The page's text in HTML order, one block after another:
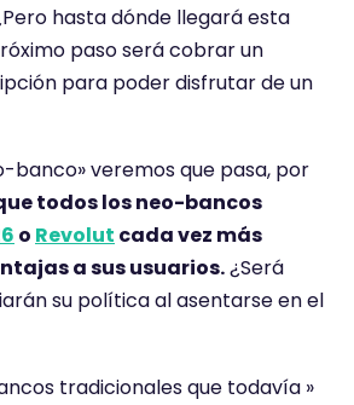
hasta dónde llegará esta
paso será cobrar un
para poder disfrutar de un
banco» veremos que pasa, por
todos los neo-bancos
o Revolut cada vez más
a sus usuarios.¿Será
su política al asentarse en el
tradicionales que todavía »